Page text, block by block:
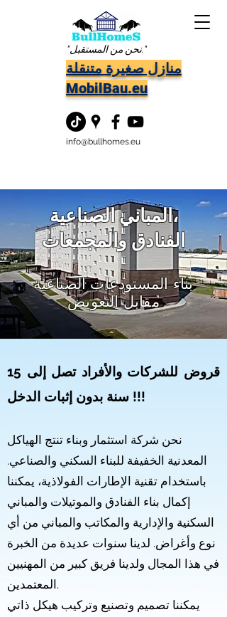
"نحن من المستقبل."
منازل صغيرة متنقلة
MobilBau.eu
info@bullhomes.eu
المباني الصناعية،
الفنادق والمجمعات
بناء المستودعات الصناعية
مقابل التعويض
قروض للشركات والأفراد
تصل إلى 15
سنة بدون إثبات الدخل !!!​
نحن شركة استثمار وبناء تنتج الهياكل
المعدنية الخفيفة للبناء السكني والصناعي.
باستخدام تقنية الإطارات الفولاذية، يمكننا
إكمال بناء الفنادق والموتيلات والمباني
السكنية والإدارية والمكاتب والمباني من أي
نوع وأغراض. لدينا سنوات عديدة من الخبرة
في هذا المجال ولدينا فريق كبير من المهنيين
المعتمدين.
يمكننا تصميم وتصنيع وتركيب هيكل ذاتي